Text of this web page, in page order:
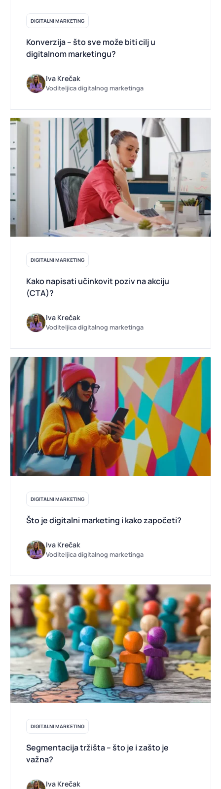
DIGITALNI MARKETING
Konverzija – što sve može biti cilj u
digitalnom marketingu?
Iva Krečak
Voditeljica digitalnog marketinga
DIGITALNI MARKETING
Kako napisati učinkovit poziv na akciju
(CTA)?
Iva Krečak
Voditeljica digitalnog marketinga
DIGITALNI MARKETING
Što je digitalni marketing i kako započeti?
Iva Krečak
Voditeljica digitalnog marketinga
DIGITALNI MARKETING
Segmentacija tržišta – što je i zašto je
važna?
Iva Krečak